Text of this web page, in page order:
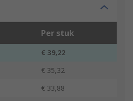
Per stuk
€ 39,22
€ 35,32
€ 33,88